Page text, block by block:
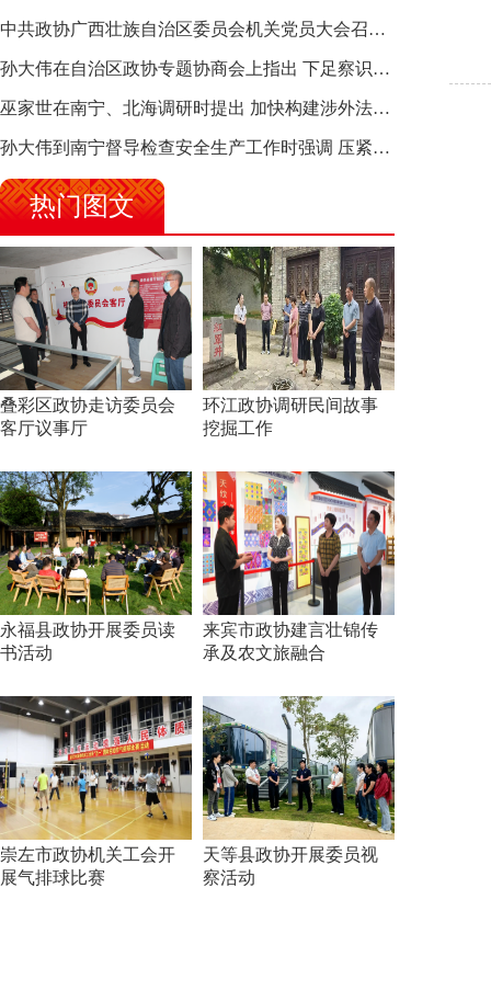
中共政协广西壮族自治区委员会机关党员大会召开 选举产生新一届机关党委、机关纪委
孙大伟在自治区政协专题协商会上指出 下足察识谋督之功 恪尽服务大局之责 助推有色金属、关键金属产业高质量发展
巫家世在南宁、北海调研时提出 加快构建涉外法律供给集群 护航向海经济高质量发展
孙大伟到南宁督导检查安全生产工作时强调 压紧压实责任 狠抓隐患整治 坚决筑牢安全生产防线
热门图文
叠彩区政协走访委员会
客厅议事厅
环江政协调研民间故事
挖掘工作
永福县政协开展委员读
书活动
来宾市政协建言壮锦传
承及农文旅融合
崇左市政协机关工会开
展气排球比赛
天等县政协开展委员视
察活动